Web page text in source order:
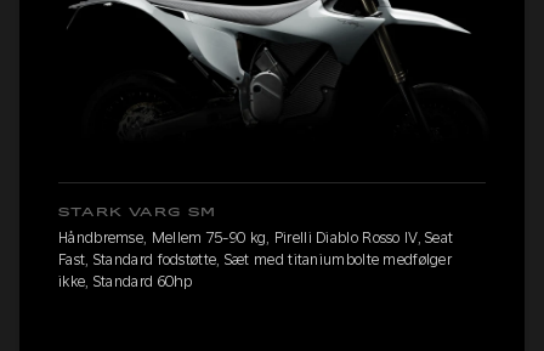
STARK VARG SM
Håndbremse, Mellem 75-90 kg, Pirelli Diablo Rosso IV, Seat
Fast, Standard fodstøtte, Sæt med titaniumbolte medfølger
ikke, Standard 60hp